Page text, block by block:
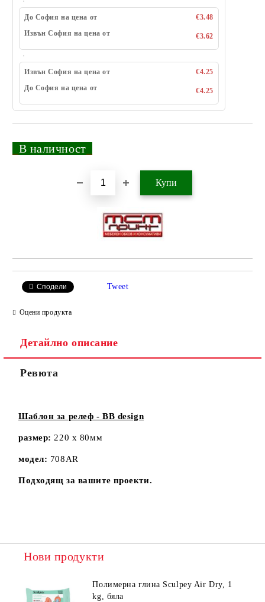
До София на цена от
€3.48
Извън София на цена от
€3.62
Извън София на цена от
€4.25
До София на цена от
€4.25
В наличност
Сподели Tweet
Оцени продукта
Детайлно описание
Ревюта
Шаблон за релеф - BB design
размер: 220 х 80мм
модел: 708AR
Подходящ за вашите проекти.
Нови продукти
Полимерна глина Sculpey Air Dry, 1
kg, бяла